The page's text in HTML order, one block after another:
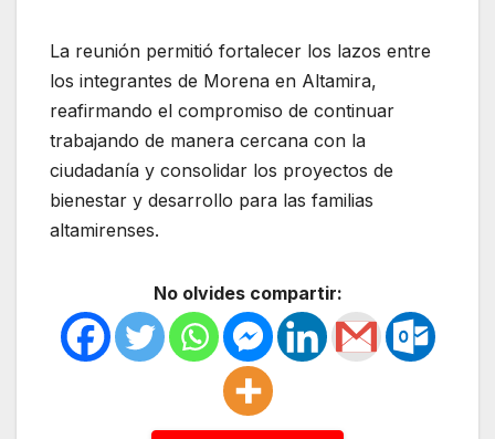
La reunión permitió fortalecer los lazos entre
los integrantes de Morena en Altamira,
reafirmando el compromiso de continuar
trabajando de manera cercana con la
ciudadanía y consolidar los proyectos de
bienestar y desarrollo para las familias
altamirenses.
No olvides compartir: